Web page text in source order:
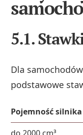
5.1.
Dla
podstawowe
Pojemność